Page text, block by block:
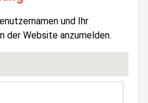
und Ihr
der Website anzumelden.